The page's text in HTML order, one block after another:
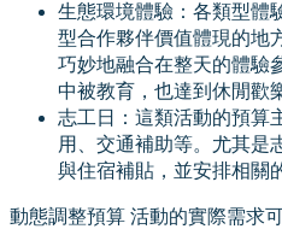
生態環境體驗：各類型體
型合作夥伴價值體現的地
巧妙地融合在整天的體驗
中被教育，也達到休閒歡
志工日：這類活動的預算
用、交通補助等。尤其是
與住宿補貼，並安排相關
動態調整預算 活動的實際需求